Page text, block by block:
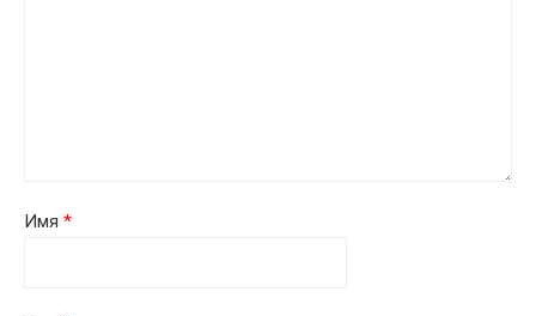
Имя *